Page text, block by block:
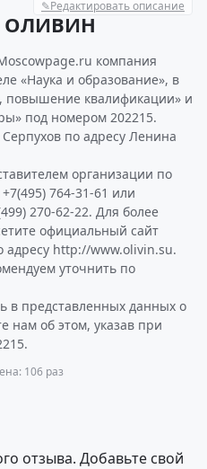
✎Редактировать описание
ОЛИВИН
компания
«Наука и образование», в
повышение квалификации» и
под номером 202215.
по адресу Ленина
организации по
764-31-61 или
270-62-22. Для более
официальный сайт
http://www.olivin.su.
уточнить по
в представленных данных о
об этом, указав при
106 раз
отзыва. Добавьте свой